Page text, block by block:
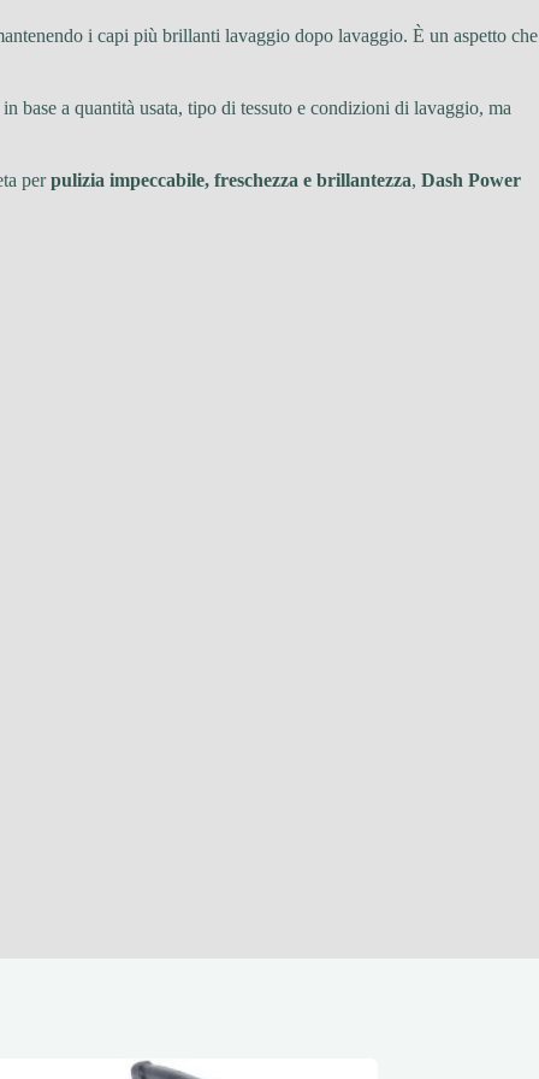
i capi più brillanti lavaggio dopo lavaggio. È un aspetto che
base a quantità usata, tipo di tessuto e condizioni di lavaggio, ma
perpulizia impeccabile, freschezza e brillantezza, Dash Power